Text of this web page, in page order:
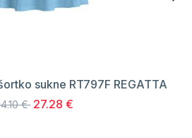
sukne RT797F REGATTA
€ 27.28 €